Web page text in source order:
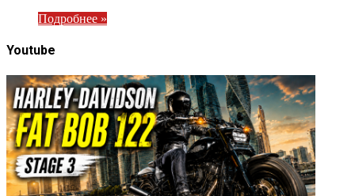
Подробнее »
Youtube